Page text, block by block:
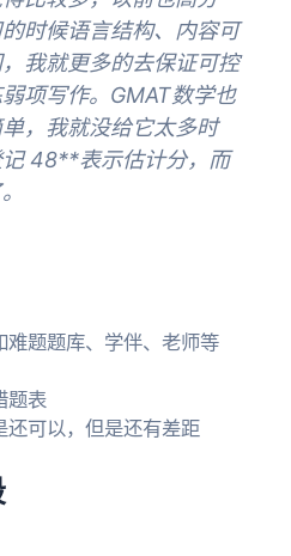
时候语言结构、内容可
我就更多的去保证可控
项写作。GMAT数学也
，我就没给它太多时
48**表示估计分，而
题题库、学伴、老师等
题表
还可以，但是还有差距